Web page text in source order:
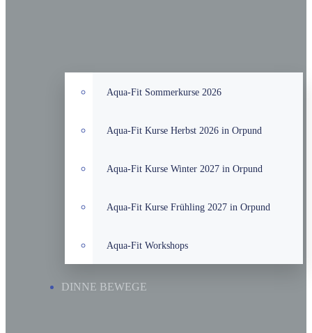
Aqua-Fit Sommerkurse 2026
Aqua-Fit Kurse Herbst 2026 in Orpund
Aqua-Fit Kurse Winter 2027 in Orpund
Aqua-Fit Kurse Frühling 2027 in Orpund
Aqua-Fit Workshops
DINNE BEWEGE